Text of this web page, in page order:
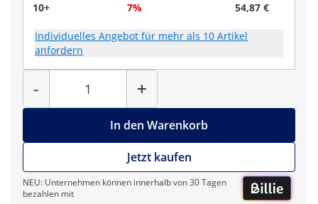
10+
7% 54,87 €
Individuelles Angebot für mehr als 10 Artikel
anfordern
-
Menge
+
In den Warenkorb
Jetzt kaufen
NEU: Unternehmen können innerhalb von 30 Tagen
bezahlen mit